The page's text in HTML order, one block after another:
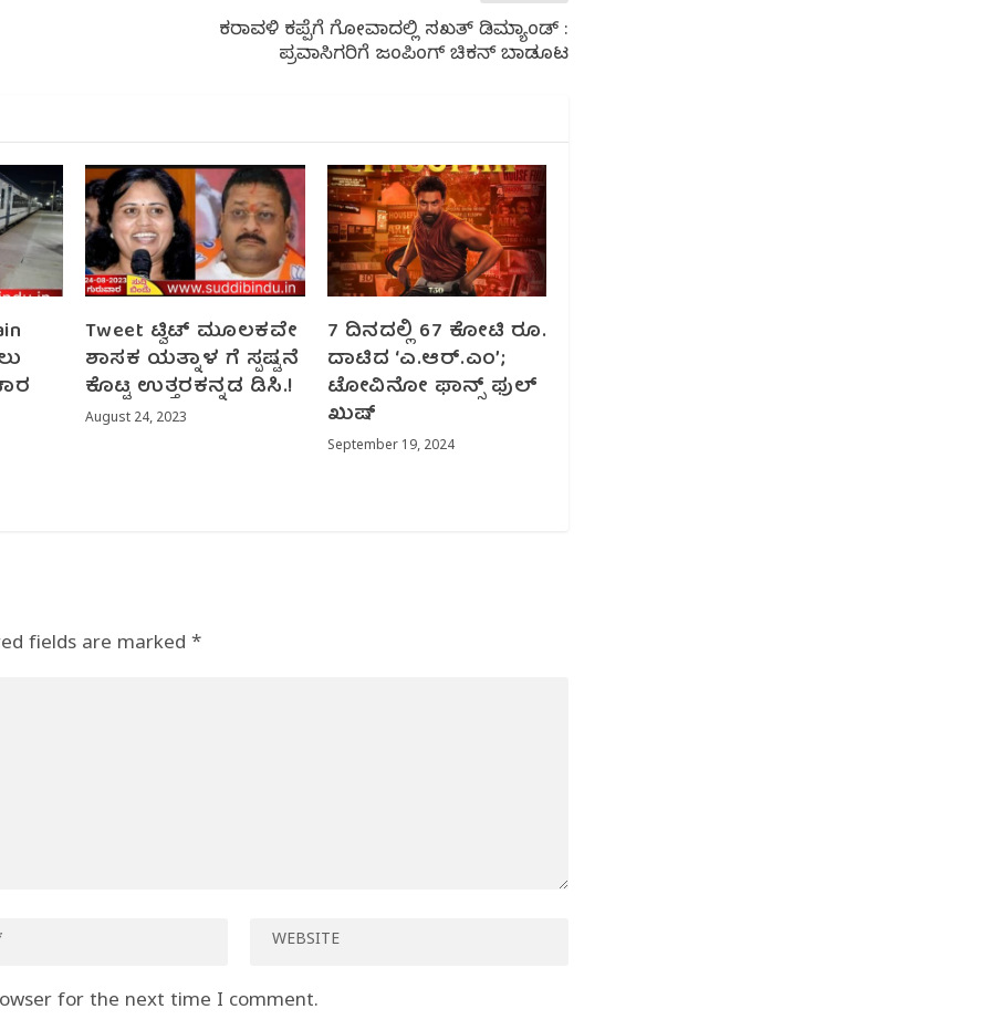
ಕರಾವಳಿ ಕಪ್ಪೆಗೆ ಗೋವಾದಲ್ಲಿ ಸಖತ್ ಡಿಮ್ಯಾಂಡ್ :
ಪ್ರವಾಸಿಗರಿಗೆ ಜಂಪಿಂಗ್ ಚಿಕನ್ ಬಾಡೂಟ
Tweet ಟ್ವಿಟ್ ಮೂಲಕವೇ
ಶಾಸಕ ಯತ್ನಾಳ ಗೆ ಸ್ಪಷ್ಟನೆ
ಕೊಟ್ಟ ಉತ್ತರಕನ್ನಡ ಡಿಸಿ.!
August 24, 2023
7 ದಿನದಲ್ಲಿ 67 ಕೋಟಿ ರೂ.
ದಾಟಿದ ‘ಎ.ಆರ್.ಎಂ’;
ಟೋವಿನೋ ಫಾನ್ಸ್ ಫುಲ್
ಖುಷ್
September 19, 2024
fields are marked*
for the next time I comment.